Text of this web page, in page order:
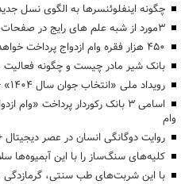
چگونه اینفلوئنسرها به الگوی نسل
3مورد از شبه علم های رایج در صفحات سلامت +اینفوگرافی
۴۵۰ هزار فقره وام ازدواج پرداخت خواهد شد
بانک شیر مادر چیست و چگونه فعالیت
رویداد ملی «انتخاب جوان سال ۱۴۰۴» +اینفوگرافی
اسامی ۳ بانک رکوردار پرداخت
وام
روایت دوگانگی انسان در عصر دیجیتال
کلیه‌های سنگ‌ساز را با این آبمیوه‌ها
با این شربت‌های طب سنتی، گرمازدگی